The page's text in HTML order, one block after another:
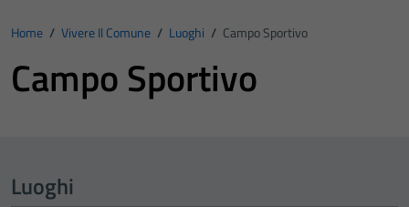
Home / Vivere Il Comune / Luoghi / Campo Sportivo
Campo Sportivo
Luoghi